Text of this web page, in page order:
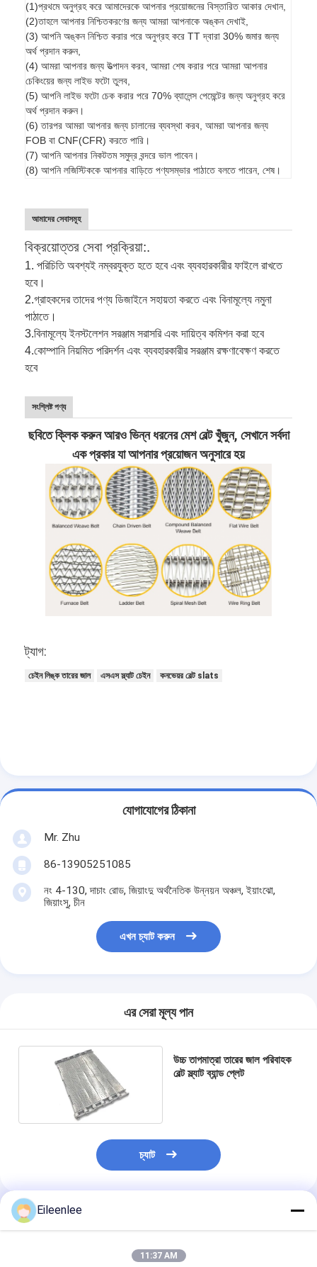
(1)প্রথমে অনুগ্রহ করে আমাদেরকে আপনার প্রয়োজনের বিস্তারিত আকার দেখান,
(2)তাহলে আপনার নিশ্চিতকরণের জন্য আমরা আপনাকে অঙ্কন দেখাই,
(3) আপনি অঙ্কন নিশ্চিত করার পরে অনুগ্রহ করে TT দ্বারা 30% জমার জন্য
অর্থ প্রদান করুন,
(4) আমরা আপনার জন্য উত্পাদন করব, আমরা শেষ করার পরে আমরা আপনার
চেকিংয়ের জন্য লাইভ ফটো তুলব,
(5) আপনি লাইভ ফটো চেক করার পরে 70% ব্যালেন্স পেমেন্টের জন্য অনুগ্রহ করে
অর্থ প্রদান করুন।
(6) তারপর আমরা আপনার জন্য চালানের ব্যবস্থা করব, আমরা আপনার জন্য
FOB বা CNF(CFR) করতে পারি।
(7) আপনি আপনার নিকটতম সমুদ্র বন্দরে ভাল পাবেন।
(8) আপনি লজিস্টিককে আপনার বাড়িতে পণ্যসম্ভার পাঠাতে বলতে পারেন, শেষ।
আমাদের সেবাসমূহ
বিক্রয়োত্তর সেবা প্রক্রিয়া:.
1. পরিচিতি অবশ্যই নম্বরযুক্ত হতে হবে এবং ব্যবহারকারীর ফাইলে রাখতে
হবে।
2.গ্রাহকদের তাদের পণ্য ডিজাইনে সহায়তা করতে এবং বিনামূল্যে নমুনা
পাঠাতে।
3.বিনামূল্যে ইনস্টলেশন সরঞ্জাম সরাসরি এবং দায়িত্ব কমিশন করা হবে
4.কোম্পানি নিয়মিত পরিদর্শন এবং ব্যবহারকারীর সরঞ্জাম রক্ষণাবেক্ষণ করতে
হবে
সংশ্লিষ্ট পণ্য
ছবিতে ক্লিক করুন আরও ভিন্ন ধরনের মেশ বেল্ট খুঁজুন, সেখানে সর্বদা
এক প্রকার যা আপনার প্রয়োজন অনুসারে হয়
ট্যাগ:
চেইন লিঙ্ক তারের জাল এসএস স্ল্যাট চেইন কনভেয়র বেল্ট slats
যোগাযোগের ঠিকানা
Mr. Zhu
86-13905251085
নং 4-130, দাচাং রোড, জিয়াংদু অর্থনৈতিক উন্নয়ন অঞ্চল, ইয়াংঝো,
জিয়াংসু, চীন
এখন চ্যাট করুন
এর সেরা মূল্য পান
উচ্চ তাপমাত্রা তারের জাল পরিবাহক
বেল্ট স্ল্যাট ব্যান্ড প্লেট
চ্যাট
প্রস্তাবিত পণ্য
Eileenlee
11:37 AM